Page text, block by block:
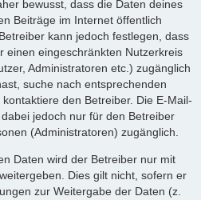
bewusst, dass die Daten deines
Beiträge im Internet öffentlich
kann jedoch festlegen, dass
einen eingeschränkten Nutzerkreis
Administratoren etc.) zugänglich
suche nach entsprechenden
den Betreiber. Die E-Mail-
jedoch nur für den Betreiber
(Administratoren) zugänglich.
Daten wird der Betreiber nur mit
Dies gilt nicht, sofern er
zur Weitergabe der Daten (z.